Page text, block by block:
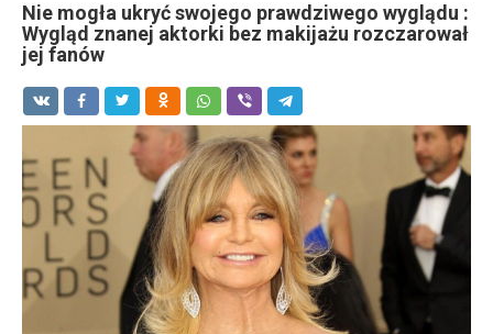
Nie mogła ukryć swojego prawdziwego wyglądu :
Wygląd znanej aktorki bez makijażu rozczarował
jej fanów